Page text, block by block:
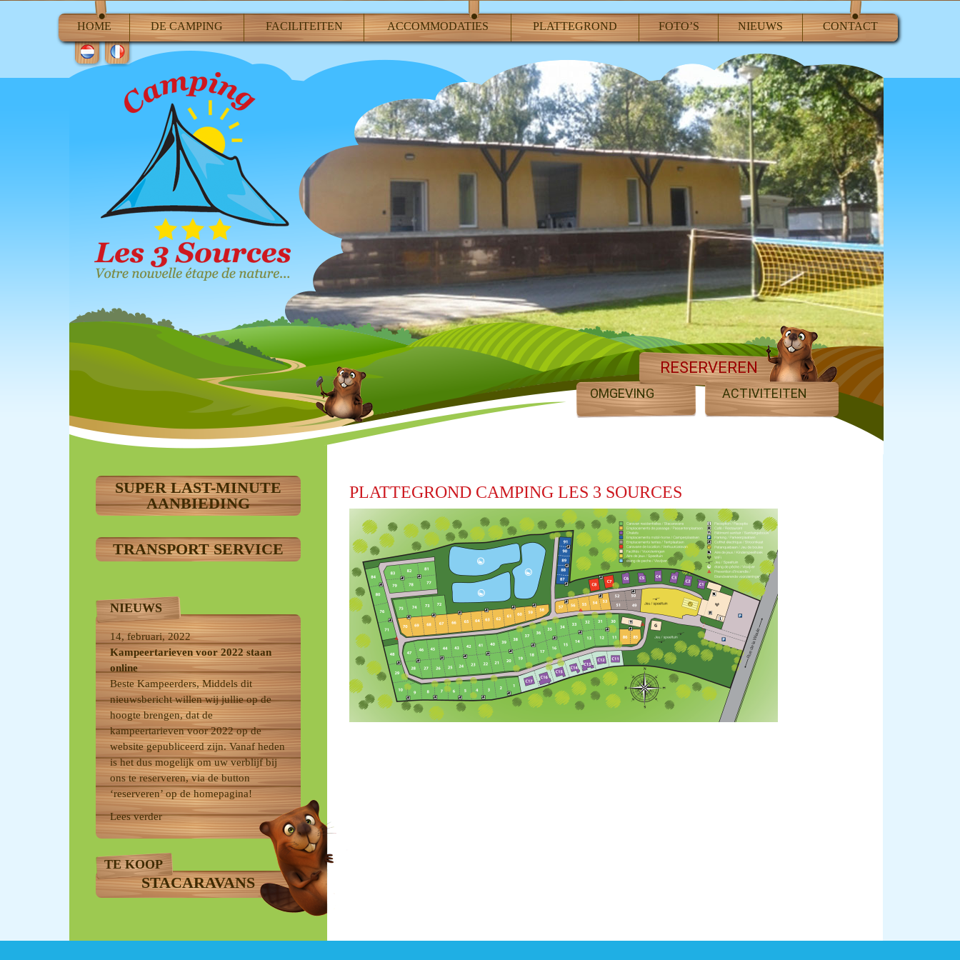
HOME DE CAMPING FACILITEITEN ACCOMMODATIES PLATTEGROND FOTO’S NIEUWS CONTACT
RESERVEREN
OMGEVING ACTIVITEITEN
PLATTEGROND CAMPING LES 3 SOURCES
SUPER LAST-MINUTE
AANBIEDING
TRANSPORT SERVICE
NIEUWS
14, februari, 2022
Kampeertarieven voor 2022 staan
online
Beste Kampeerders, Middels dit
nieuwsbericht willen wij jullie op de
hoogte brengen, dat de
kampeertarieven voor 2022 op de
website gepubliceerd zijn. Vanaf heden
is het dus mogelijk om uw verblijf bij
ons te reserveren, via de button
‘reserveren’ op de homepagina!
Lees verder
TE KOOP
STACARAVANS